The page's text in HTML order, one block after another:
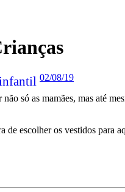
02/08/19
só as mamães, mas até
de escolher os vestidos para